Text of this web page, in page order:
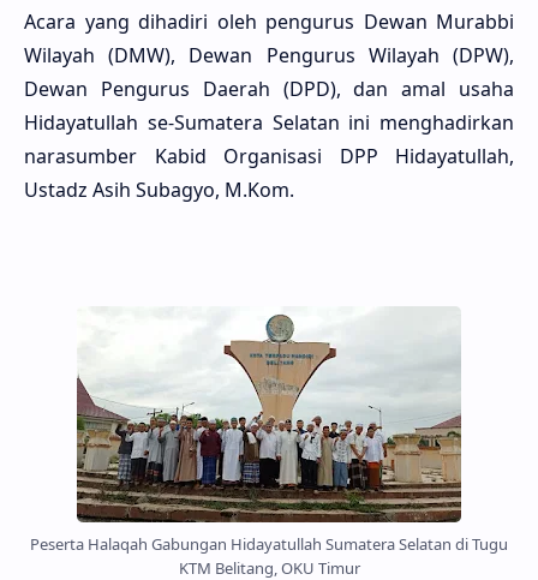
Acara yang dihadiri oleh pengurus Dewan Murabbi
Wilayah (DMW), Dewan Pengurus Wilayah (DPW),
Dewan Pengurus Daerah (DPD), dan amal usaha
Hidayatullah se-Sumatera Selatan ini menghadirkan
narasumber Kabid Organisasi DPP Hidayatullah,
Ustadz Asih Subagyo, M.Kom.
Peserta Halaqah Gabungan Hidayatullah Sumatera Selatan di Tugu
KTM Belitang, OKU Timur